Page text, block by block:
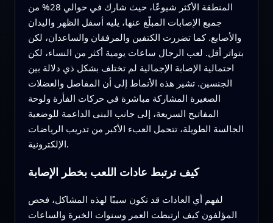
المنطقة الأكثر شيوعًا، حيث شارك في حوالي 28% من
جميع الإصابات المبلّغ عنها، يليه أسفل الظهر واليدان
والأصابع. كما تضررت الكتفين والمرفقان والساعدان، لكن
بتواتر أقل. لعب الرجال ساعات يومية أكثر من النساء، لكن
احتمالية الإصابة الإجمالية لم تختلف بشكل ذي دلالة بين
الجنسين. تشير هذه الأنماط إلى أن المفاصل والعضلات
الصغيرة المشاركة مباشرة في حركات الفأرة ولوحة
المفاتيح السريعة، إلى جانب البنى الداعمة للوضعية
الجالسة الطويلة، تتحمل العبء الأكبر من تدريب الرياضات
الإلكترونية.
كيف ترتبط عادات اللعب بخطر الإصابة
لفهم أي العادات قد تكون سببًا لهذه المشاكل، فحص
المؤلفون كيف ارتبطت العمر وسنوات الخبرة والساعات